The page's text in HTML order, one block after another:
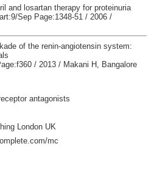
and losartan therapy for proteinuria
Sep Page:1348-51 / 2006 /
of the renin-angiotensin system:
/ 2013 / Makani H, Bangalore
antagonists
London UK
mc